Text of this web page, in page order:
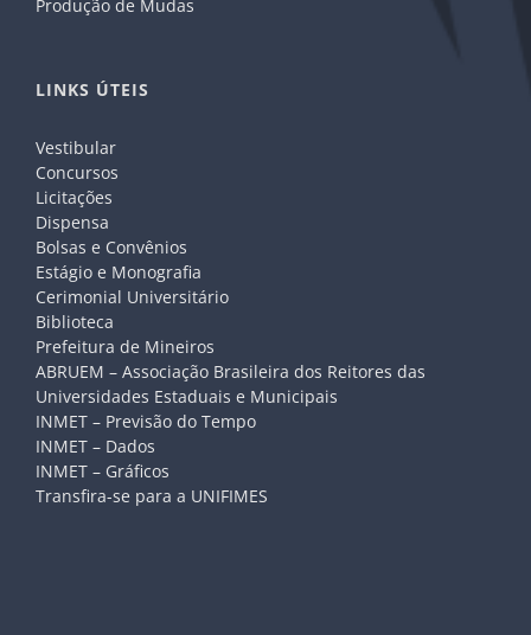
Produção de Mudas
LINKS ÚTEIS
Vestibular
Concursos
Licitações
Dispensa
Bolsas e Convênios
Estágio e Monografia
Cerimonial Universitário
Biblioteca
Prefeitura de Mineiros
ABRUEM – Associação Brasileira dos Reitores das
Universidades Estaduais e Municipais
INMET – Previsão do Tempo
INMET – Dados
INMET – Gráficos
Transfira-se para a UNIFIMES